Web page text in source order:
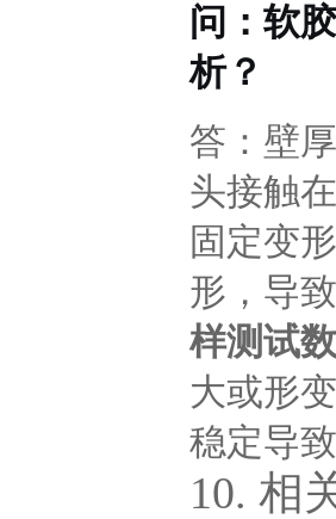
问：软
析？
答：壁
头接触
固定变
形，导
样测试
大或形
稳定导
10. 相